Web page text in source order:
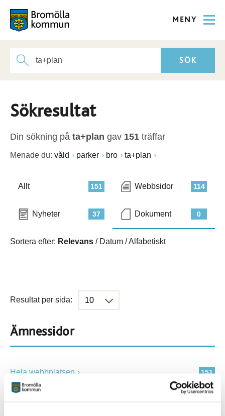
MENY
Sökresultat
Din sökning på ta+plan gav 151 träffar
Menade du: våld parker bro ta+plan
151
Allt 114
Webbsidor
37
Nyheter 0
Dokument
Sortera efter: Relevans / Datum /Alfabetiskt
Resultat per sida:
Ämnessidor
151
Hela webbplatsen